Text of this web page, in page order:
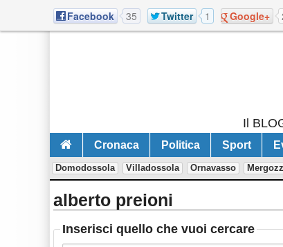
Facebook 35 Twitter 1 Google+
Il
Cronaca Politica Sport
Domodossola Villadossola Ornavasso
alberto preioni
Inserisci quello che vuoi cercare